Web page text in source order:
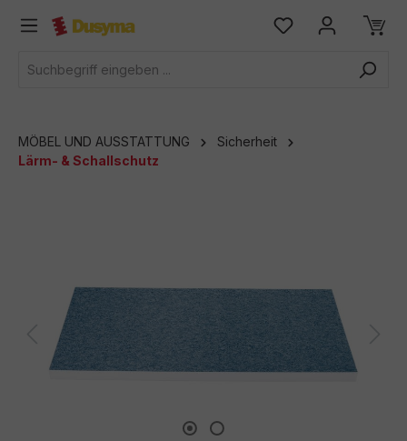
springen
MÖBEL UND AUSSTATTUNG
Sicherheit
Lärm- & Schallschutz